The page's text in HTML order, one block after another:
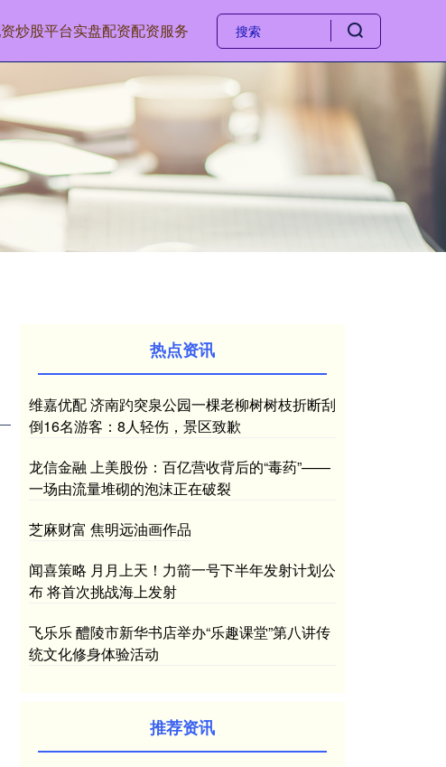
炒股平台实盘配资配资服务
热点资讯
维嘉优配 济南趵突泉公园一棵老柳树树枝折断刮
倒16名游客：8人轻伤，景区致歉
龙信金融 上美股份：百亿营收背后的“毒药”——
一场由流量堆砌的泡沫正在破裂
芝麻财富 焦明远油画作品
闻喜策略 月月上天！力箭一号下半年发射计划公
布 将首次挑战海上发射
飞乐乐 醴陵市新华书店举办“乐趣课堂”第八讲传
统文化修身体验活动
推荐资讯